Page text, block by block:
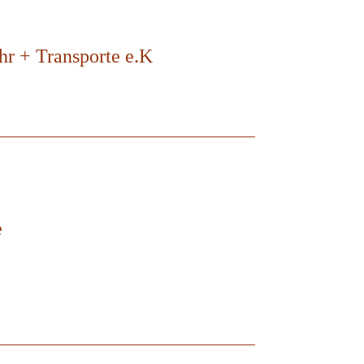
+ Transporte e.K